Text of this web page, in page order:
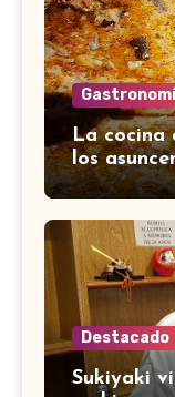
La cocina
los
Destacado
Sukiyaki